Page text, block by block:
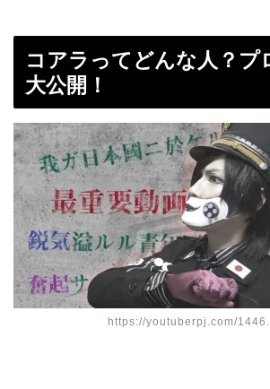
コアラってどんな人？プ
大公開！
https://youtuberpj.com/